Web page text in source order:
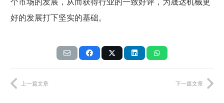
好的发展打下坚实的基础。
上一篇文章 下一篇文章